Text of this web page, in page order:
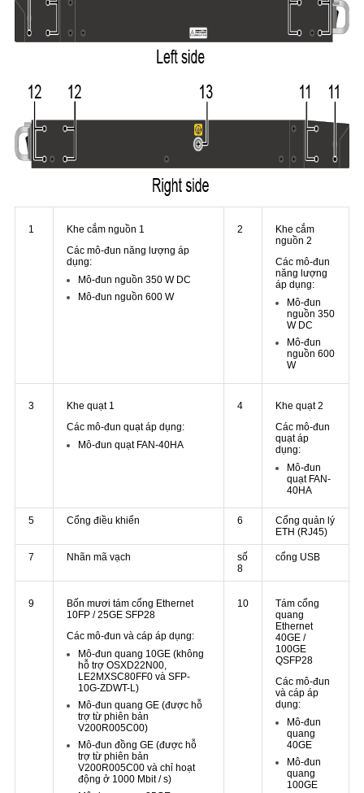
1
Khe cắm nguồn 1
Các mô-đun năng lượng áp
dụng:
Mô-đun nguồn 350 W DC
Mô-đun nguồn 600 W
2
Khe cắm
nguồn 2
Các mô-đun
năng lượng
áp dụng:
Mô-đun
nguồn 350
W DC
Mô-đun
nguồn 600
W
3
Khe quạt 1
Các mô-đun quạt áp dụng:
Mô-đun quạt FAN-40HA
4
Khe quạt 2
Các mô-đun
quạt áp
dụng:
Mô-đun
quạt FAN-
40HA
5 Cổng điều khiển 6
Cổng quản lý
ETH (RJ45)
7 Nhãn mã vạch
số
8
cổng USB
9
Bốn mươi tám cổng Ethernet
10FP / 25GE SFP28
Các mô-đun và cáp áp dụng:
Mô-đun quang 10GE (không
hỗ trợ OSXD22N00,
LE2MXSC80FF0 và SFP-
10G-ZDWT-L)
Mô-đun quang GE (được hỗ
trợ từ phiên bản
V200R005C00)
Mô-đun đồng GE (được hỗ
trợ từ phiên bản
V200R005C00 và chỉ hoạt
động ở 1000 Mbit / s)
10
Tám cổng
quang
Ethernet
40GE /
100GE
QSFP28
Các mô-đun
và cáp áp
dụng:
Mô-đun
quang
40GE
Mô-đun
quang
100GE